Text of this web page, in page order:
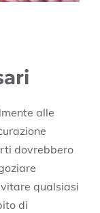
alle
dovrebbero
qualsiasi
di